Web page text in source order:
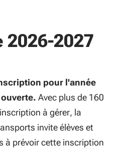
2026-2027
pour l'année
Avec plus de 160
à gérer, la
invite élèves et
à prévoir cette inscription